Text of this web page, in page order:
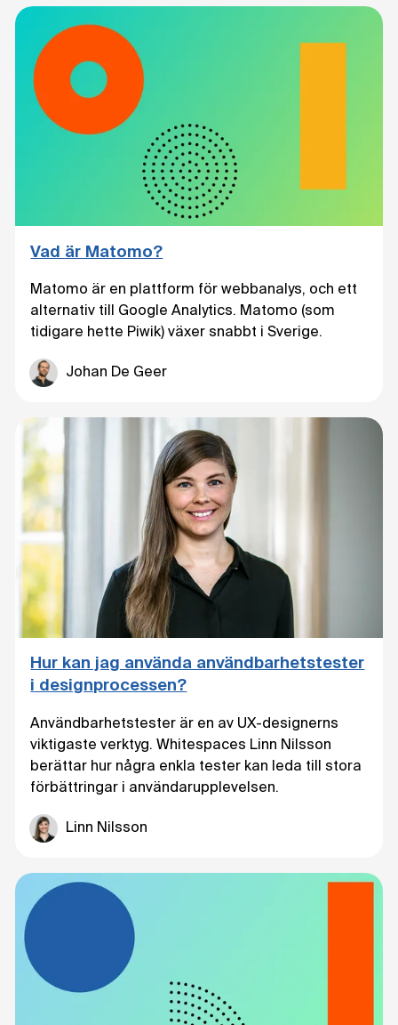
Vad är Matomo?
Matomo är en plattform för webbanalys, och ett
alternativ till Google Analytics. Matomo (som
tidigare hette Piwik) växer snabbt i Sverige.
Johan De Geer
Hur kan jag använda användbarhetstester
i designprocessen?
Användbarhetstester är en av UX-designerns
viktigaste verktyg. Whitespaces Linn Nilsson
berättar hur några enkla tester kan leda till stora
förbättringar i användarupplevelsen.
Linn Nilsson